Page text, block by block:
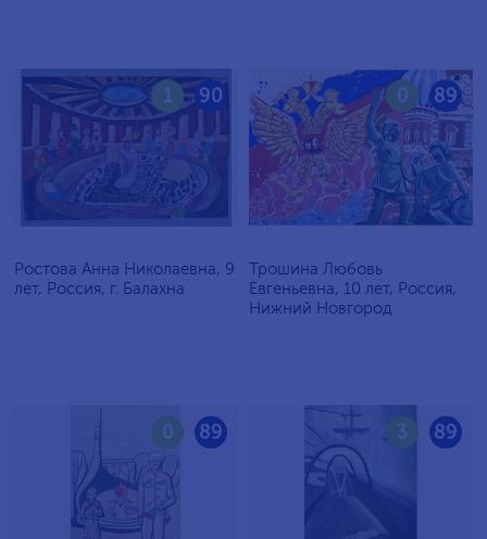
90
1
Ростова Анна Николаевна, 9
лет, Россия, г. Балахна
89
0
Трошина Любовь
Евгеньевна, 10 лет, Россия,
Нижний Новгород
89
0 89
3